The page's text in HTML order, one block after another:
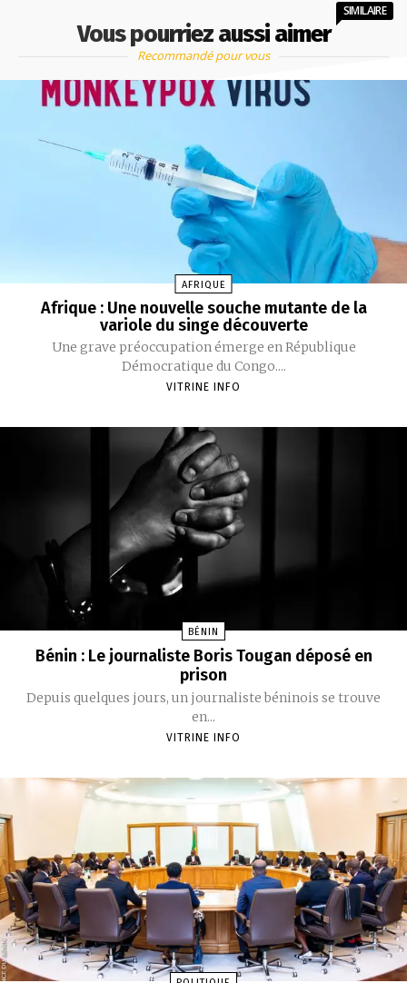
Vous pourriez aussi aimer
SIMILAIRE
Recommandé pour vous
AFRIQUE
Afrique : Une nouvelle souche mutante de la
variole du singe découverte
Une grave préoccupation émerge en République
Démocratique du Congo....
VITRINE INFO
BÉNIN
Bénin : Le journaliste Boris Tougan déposé en
prison
Depuis quelques jours, un journaliste béninois se trouve
en...
VITRINE INFO